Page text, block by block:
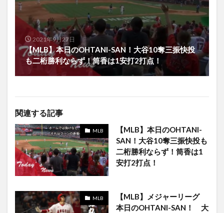
2021年9月27日
【MLB】本日のOHTANI-SAN！大谷10奪三振快投
も二桁勝利ならず！筒香は1安打2打点！
関連する記事
MLB
【MLB】本日のOHTANI-
SAN！大谷10奪三振快投も
二桁勝利ならず！筒香は1
安打2打点！
MLB
【MLB】メジャーリーグ
本日のOHTANI-SAN！ 大